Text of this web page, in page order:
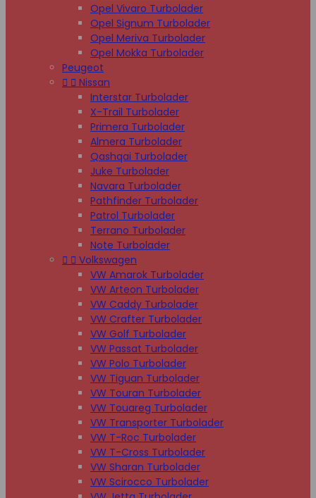
Opel Vivaro Turbolader
Opel Signum Turbolader
Opel Meriva Turbolader
Opel Mokka Turbolader
Peugeot
  Nissan
Interstar Turbolader
X-Trail Turbolader
Primera Turbolader
Almera Turbolader
Qashqai Turbolader
Juke Turbolader
Navara Turbolader
Pathfinder Turbolader
Patrol Turbolader
Terrano Turbolader
Note Turbolader
  Volkswagen
VW Amarok Turbolader
VW Arteon Turbolader
VW Caddy Turbolader
VW Crafter Turbolader
VW Golf Turbolader
VW Passat Turbolader
VW Polo Turbolader
VW Tiguan Turbolader
VW Touran Turbolader
VW Touareg Turbolader
VW Transporter Turbolader
VW T-Roc Turbolader
VW T-Cross Turbolader
VW Sharan Turbolader
VW Scirocco Turbolader